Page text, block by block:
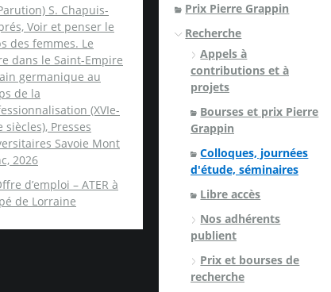
S. Chapuis-
Voir et penser le
des femmes. Le
dans le Saint-Empire
germanique au
de la
(XVIe-
siècles), Presses
Savoie Mont
2026
d’emploi – ATER à
de Lorraine
Prix Pierre Grappin
Recherche
Appels à
contributions et à
projets
Bourses et prix Pierre
Grappin
Colloques, journées
d'étude, séminaires
Libre accès
Nos adhérents
publient
Prix et bourses de
recherche